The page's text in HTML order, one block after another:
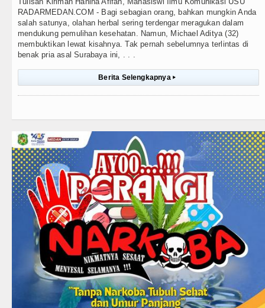
RADARMEDAN.COM - Bagi sebagian orang, bahkan mungkin Anda
salah satunya, olahan herbal sering terdengar meragukan dalam
mendukung pemulihan kesehatan. Namun, Michael Aditya (32)
membuktikan lewat kisahnya. Tak pernah sebelumnya terlintas di
benak pria asal Surabaya ini, . . .
Berita Selengkapnya ▸